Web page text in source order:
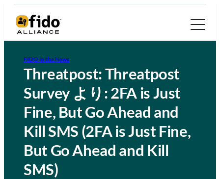
FIDO in the News
Threatpost: Threatpost
Survey より: 2FA is Just
Fine, But Go Ahead and
Kill SMS (2FA is Just Fine,
But Go Ahead and Kill
SMS)